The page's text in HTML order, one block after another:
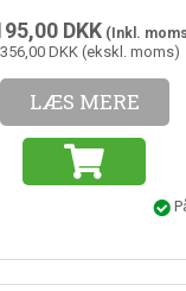
DKK (Inkl.
DKK (ekskl. moms)
LÆS MERE